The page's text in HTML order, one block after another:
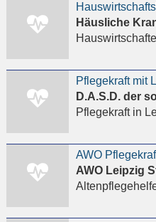
D.A.S.D. der
Pflegekraftin
AWO Leipzig